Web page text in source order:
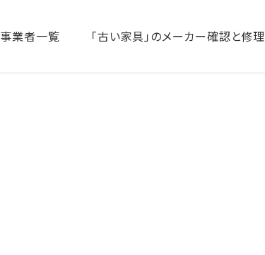
事業者一覧 「古い家具」のメーカー確認と修理